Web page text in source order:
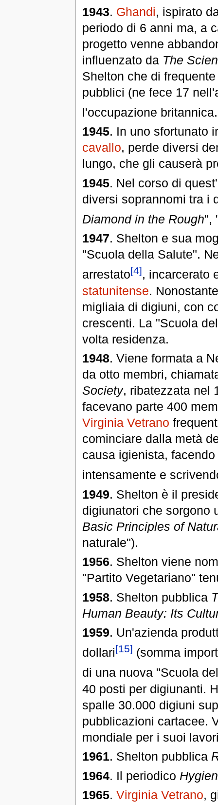
1943. Ghandi, ispirato
periodo di 6 anni ma, a
progetto venne
influenzato da The
Shelton che di
pubblici (ne fece 17
l'occupazione britannica.
1945. In uno sfortunato
cavallo, perde diversi
lungo, che gli causerà
1945. Nel corso di
diversi soprannomi tra i
Diamond in the Rough",
1947. Shelton e sua
"Scuola della Salute".
arrestato[4], incarcerato
statunitense.
migliaia di digiuni, con
crescenti. La "Scuola
volta residenza.
1948. Viene formata a
da otto membri,
Society, ribatezzata nel
facevano parte 400
Virginia Vetrano
cominciare dalla metà
causa igienista,
intensamente e
1949. Shelton è il
digiunatori che sorgono
Basic Principles of
naturale").
1956. Shelton viene
"Partito Vegetariano"
1958. Shelton pubblica
Human Beauty: Its
1959. Un'azienda
dollari[15] (somma
di una nuova "Scuola
40 posti per digiunanti.
spalle 30.000 digiuni
pubblicazioni cartacee.
mondiale per i suoi
1961. Shelton pubblica
1964. Il periodico
1965. Virginia Vetrano,